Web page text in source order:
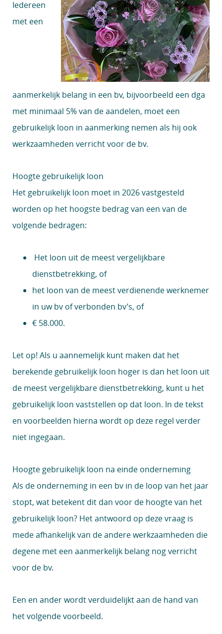
Iedereen
met een
aanmerkelijk belang in een bv, bijvoorbeeld een dga
met minimaal 5% van de aandelen, moet een
gebruikelijk loon in aanmerking nemen als hij ook
werkzaamheden verricht voor de bv.
Hoogte gebruikelijk loon
Het gebruikelijk loon moet in 2026 vastgesteld
worden op het hoogste bedrag van een van de
volgende bedragen:
Het loon uit de meest vergelijkbare
dienstbetrekking, of
het loon van de meest verdienende werknemer
in uw bv of verbonden bv’s, of
€ 58.000.
Let op! Als u aannemelijk kunt maken dat het
berekende gebruikelijk loon hoger is dan het loon uit
de meest vergelijkbare dienstbetrekking, kunt u het
gebruikelijk loon vaststellen op dat loon. In de tekst
en voorbeelden hierna wordt op deze regel verder
niet ingegaan.
Hoogte gebruikelijk loon na einde onderneming
Als de onderneming in een bv in de loop van het jaar
stopt, wat betekent dit dan voor de hoogte van het
gebruikelijk loon? Het antwoord op deze vraag is
mede afhankelijk van de andere werkzaamheden die
degene met een aanmerkelijk belang nog verricht
voor de bv.
Een en ander wordt verduidelijkt aan de hand van
het volgende voorbeeld.